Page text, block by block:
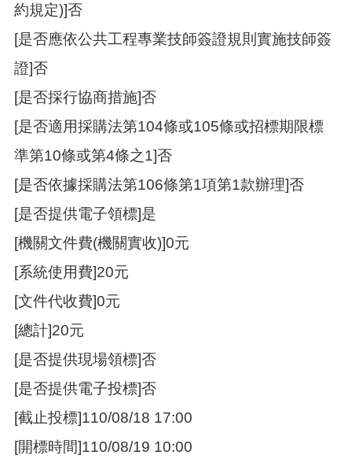
約規定)]否
[是否應依公共工程專業技師簽證規則實施技師簽
證]否
[是否採行協商措施]否
[是否適用採購法第104條或105條或招標期限標
準第10條或第4條之1]否
[是否依據採購法第106條第1項第1款辦理]否
[是否提供電子領標]是
[機關文件費(機關實收)]0元
[系統使用費]20元
[文件代收費]0元
[總計]20元
[是否提供現場領標]否
[是否提供電子投標]否
[截止投標]110/08/18 17:00
[開標時間]110/08/19 10:00